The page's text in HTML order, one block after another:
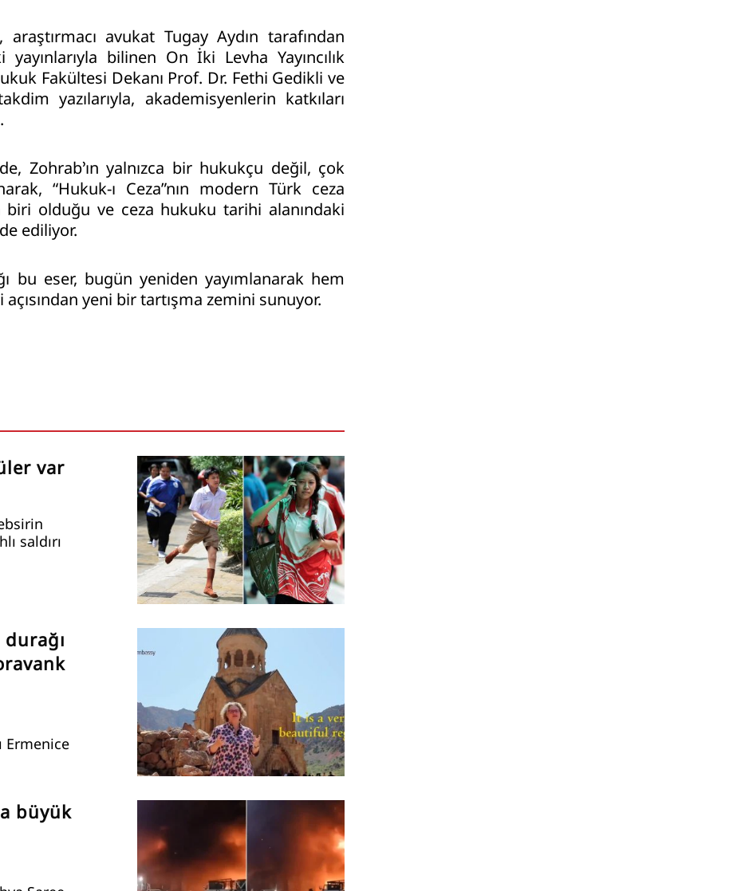
avukat Tugay Aydın tarafından
yayınlarıyla bilinen On İki Levha Yayıncılık
Fakültesi Dekanı Prof. Dr. Fethi Gedikli ve
yazılarıyla, akademisyenlerin katkıları
Zohrab’ın yalnızca bir hukukçu değil, çok
“Hukuk-ı Ceza”nın modern Türk ceza
olduğu ve ceza hukuku tarihi alanındaki
ediliyor.
bu eser, bugün yeniden yayımlanarak hem
yeni bir tartışma zemini sunuyor.
var
saldırı
Ermenice
büyük